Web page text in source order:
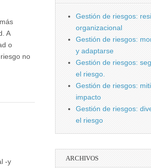
A
o
no
-y
Gestión de riesgos:
organizacional
Gestión de riesgos:
y adaptarse
Gestión de riesgos:
el riesgo.
Gestión de riesgos:
impacto
Gestión de riesgos:
el riesgo
ARCHIVOS